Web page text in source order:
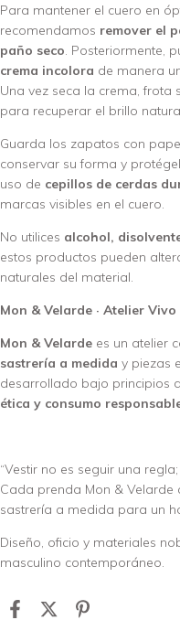
Para mantener el cuero en
recomendamos remover el
paño seco. Posteriormente,
crema incolora de manera
Una vez seca la crema, frota
para recuperar el brillo
Guarda los zapatos con
conservar su forma y
uso de cepillos de cerdas
marcas visibles en el cuero.
No utilices alcohol,
estos productos pueden
naturales del material.
Mon & Velarde · Atelier Vivo
Mon & Velarde es un atelier
sastrería a medida y piezas
desarrollado bajo principios
ética y consumo
“Vestir no es seguir una
Cada prenda Mon &
sastrería a medida para un
Diseño, oficio y materiales
masculino contemporáneo.